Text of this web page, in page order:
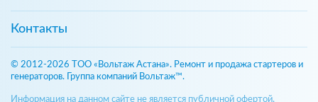
Контакты
© 2012-2026 ТОО «Вольтаж Астана». Ремонт и продажа стартеров и
генераторов. Группа компаний Вольтаж™.
Информация на данном сайте не является публичной офертой,